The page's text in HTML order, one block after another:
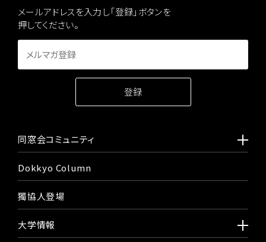
メールアドレスを入力し「登録」ボタンを
押してください。
同窓会コミュニティ
Dokkyo Column
獨協人登場
大学情報